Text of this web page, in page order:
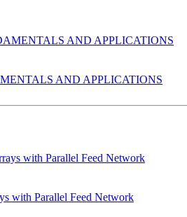
AND APPLICATIONS
with Parallel Feed Network